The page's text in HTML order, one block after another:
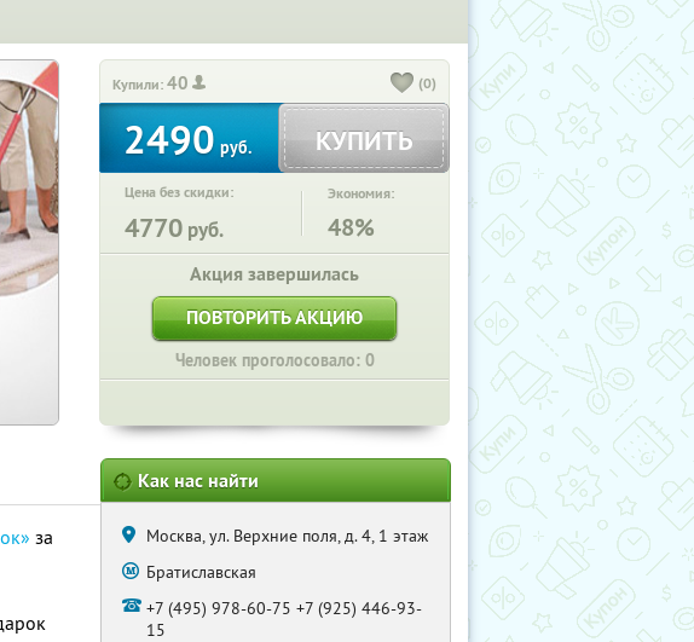
Купили:40 (0)
2490руб. КУПИТЬ
Цена без скидки:
4770 руб.
Экономия:
48%
Акция завершилась
ПОВТОРИТЬ АКЦИЮ
Человек проголосовало: 0
за
Как нас найти
Москва, ул. Верхние поля, д. 4, 1 этаж
Братиславская
+7 (495) 978-60-75 +7 (925) 446-93-
15